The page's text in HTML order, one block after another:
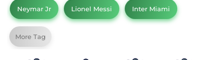
Neymar Jr Lionel Messi Inter Miami
More Tag